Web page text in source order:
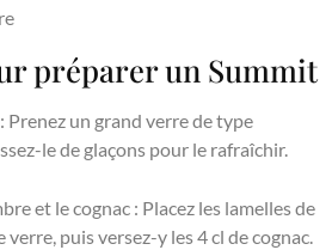
préparer un Summit
Prenez un grand verre de type
le de glaçons pour le rafraîchir.
et le cognac : Placez les lamelles de
verre, puis versez-y les 4 cl de cognac.